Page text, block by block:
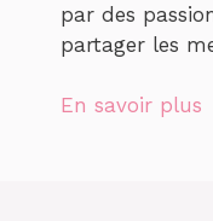
par des
partager les
En savoir plus